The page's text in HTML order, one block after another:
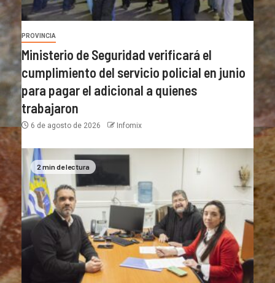
PROVINCIA
Ministerio de Seguridad verificará el
cumplimiento del servicio policial en junio
para pagar el adicional a quienes
trabajaron
6 de agosto de 2026 Infomix
2 min de lectura